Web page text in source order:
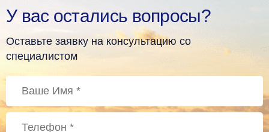
У вас остались вопросы?
Оставьте заявку на консультацию со
специалистом